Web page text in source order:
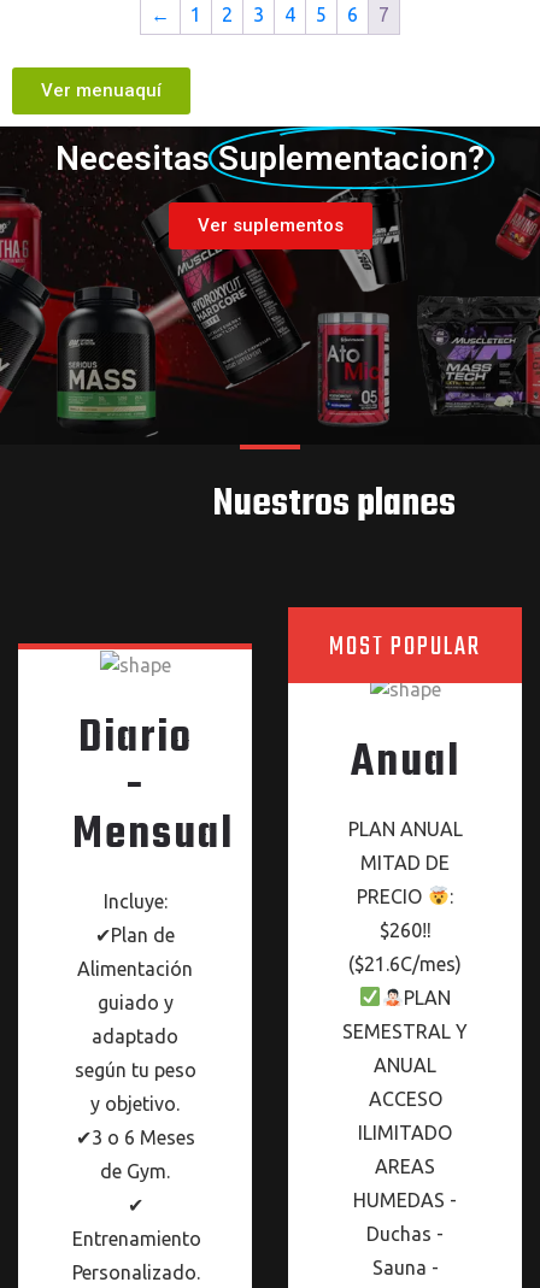
← 1 2 3 4 5 6 7
Ver menuaquí
Necesitas Suplementacion?
Ver suplementos
Nuestros planes
Diario
-
Mensual
Incluye:
✔Plan de
Alimentación
guiado y
adaptado
según tu peso
y objetivo.
✔3 o 6 Meses
de Gym.
✔
Entrenamiento
Personalizado.
MOST POPULAR
Anual
PLAN ANUAL
MITAD DE
PRECIO
:
$260‼
($21.6C/mes)
PLAN
SEMESTRAL Y
ANUAL
ACCESO
ILIMITADO
AREAS
HUMEDAS -
Duchas -
Sauna -